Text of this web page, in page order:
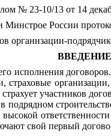
№ 23-10/13 от 14
России
организации-
ВВЕДЕНИЕ
исполнения
участников
свой первый